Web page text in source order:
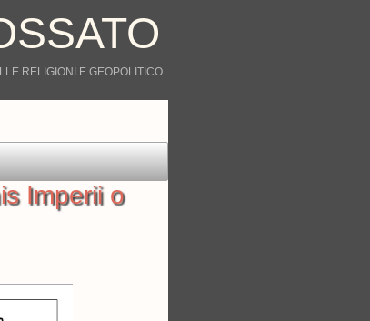
RELIGIONI E GEOPOLITICO
Imperii o